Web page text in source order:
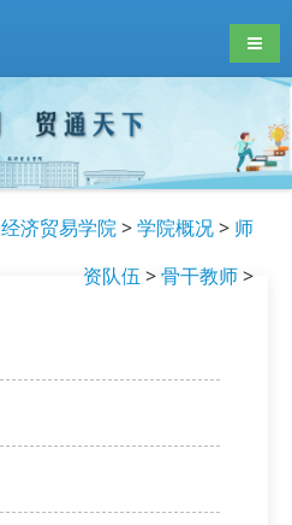
导航
经济贸易学院>学院概况> 师
资队伍 >骨干教师>